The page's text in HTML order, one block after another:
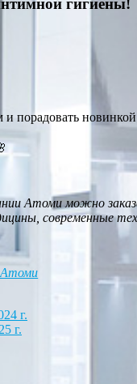
гигиены!
порадовать новинкой
Атоми можно
современные
Атоми
г.
г.